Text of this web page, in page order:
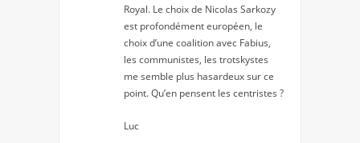
Royal. Le choix de Nicolas Sarkozy
est profondément européen, le
choix d’une coalition avec Fabius,
les communistes, les trotskystes
me semble plus hasardeux sur ce
point. Qu’en pensent les centristes ?
Luc